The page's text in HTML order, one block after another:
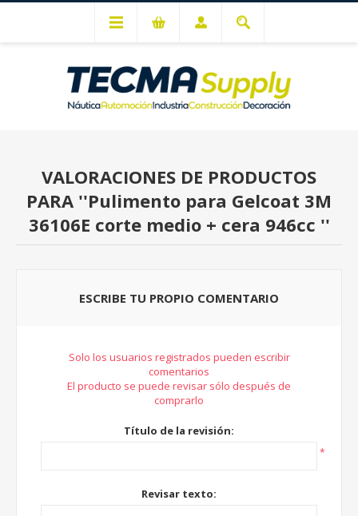
VALORACIONES DE PRODUCTOS
PARA
Pulimento para Gelcoat 3M
36106E corte medio + cera 946cc
ESCRIBE TU PROPIO COMENTARIO
Solo los usuarios registrados pueden escribir
comentarios
El producto se puede revisar sólo después de
comprarlo
Título de la revisión:
*
Revisar texto: